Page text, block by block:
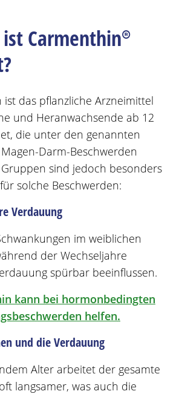
Carmenthin®
ist das pflanzliche Arzneimittel
und Heranwachsende ab 12
die unter den genannten
Magen-Darm-Beschwerden
Gruppen sind jedoch besonders
solche Beschwerden:
Verdauung
im weiblichen
der Wechseljahre
spürbar beeinflussen.
kann bei hormonbedingten
helfen.
und die Verdauung
Alter arbeitet der gesamte
langsamer, was auch die